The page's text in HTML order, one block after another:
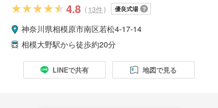
4.8 ( 13件) 優良式場
神奈川県相模原市南区若松4-17-14
相模大野駅から徒歩約20分
LINEで共有 地図で見る